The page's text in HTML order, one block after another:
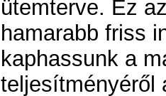
ütemterve. Ez
hamarabb friss
kaphassunk a
teljesítményéről